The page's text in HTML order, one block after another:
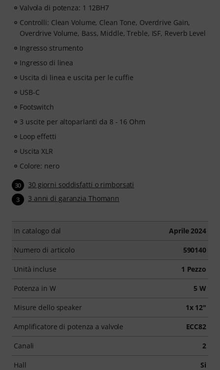
Valvola di potenza: 1 12BH7
Controlli: Clean Volume, Clean Tone, Overdrive Gain,
Overdrive Volume, Bass, Middle, Treble, ISF, Reverb Level
Ingresso strumento
Ingresso di linea
Uscita di linea e uscita per le cuffie
USB-C
Footswitch
3 uscite per altoparlanti da 8 - 16 Ohm
Loop effetti
Uscita XLR
Colore: nero
30 30 giorni soddisfatti o rimborsati
3 3 anni di garanzia Thomann
In catalogo dal Aprile 2024
Numero di articolo 590140
Unità incluse 1 Pezzo
Potenza in W 5 W
Misure dello speaker 1x 12"
Amplificatore di potenza a valvole ECC82
Canali 2
Hall Si